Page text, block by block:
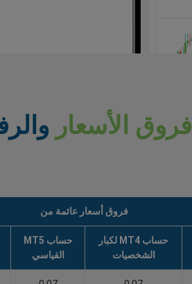
فروق الأسعار
فروق أسعار عائمة من
حساب MT4 لكبار
الشخصيات
حساب MT5
القياسي